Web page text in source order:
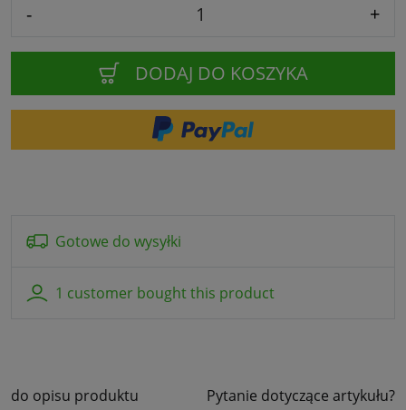
- +
DODAJ DO KOSZYKA
Gotowe do wysyłki
1 customer bought this product
do opisu produktu Pytanie dotyczące artykułu?